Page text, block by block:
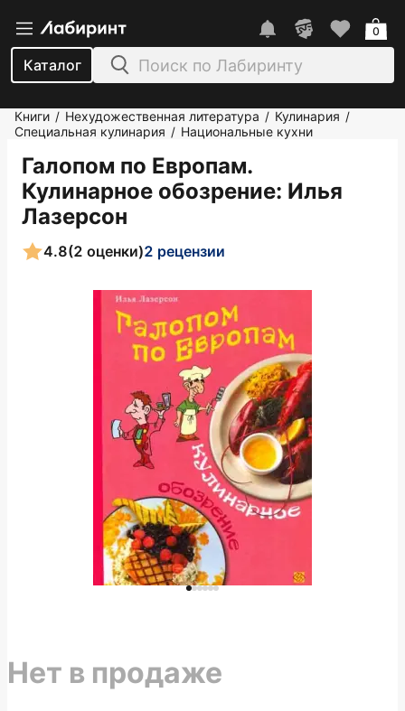
Каталог
0
Книги / Нехудожественная литература / Кулинария /
Специальная кулинария / Национальные кухни
Галопом по Европам.
Кулинарное обозрение: Илья
Лазерсон
4.8(2 оценки)2 рецензии
Нет в продаже